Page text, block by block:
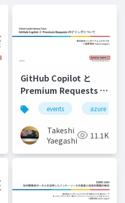
azure-app-service
GitHub Copilot と
Premium Requests の
ビリングについて
events azure
Takeshi
Yaegashi
11.1K